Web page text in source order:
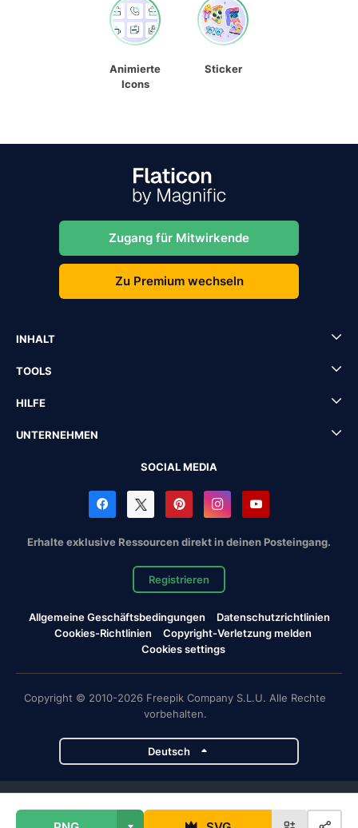
Animierte
Icons
Sticker
Zugang für Mitwirkende
Zu Premium wechseln
INHALT
TOOLS
HILFE
UNTERNEHMEN
SOCIAL MEDIA
Erhalte exklusive Ressourcen direkt in deinen Posteingang.
Registrieren
Allgemeine Geschäftsbedingungen
Datenschutzrichtlinien
Cookies-Richtlinien
Copyright-Verletzung melden
Cookies settings
Copyright © 2010-2026 Freepik Company S.L.U. Alle Rechte
vorbehalten.
Deutsch